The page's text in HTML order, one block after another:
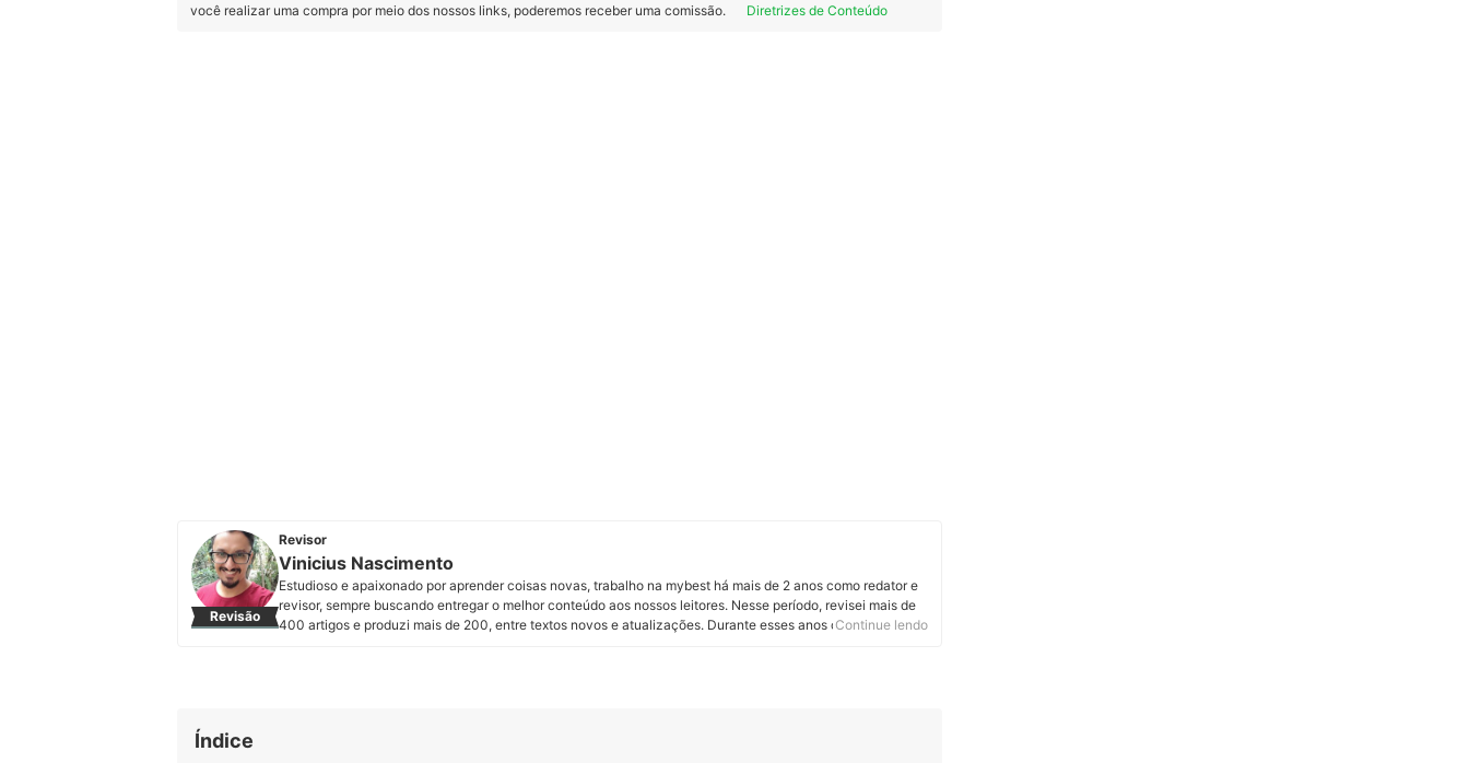
você realizar uma compra por meio dos nossos links, poderemos receber uma comissão.
Diretrizes de Conteúdo
Revisão
Revisor
Vinicius Nascimento
Estudioso e apaixonado por aprender coisas novas, trabalho na mybest há mais de 2 anos como redator e
revisor, sempre buscando entregar o melhor conteúdo aos nossos leitores. Nesse período, revisei mais de
400 artigos e produzi mais de 200, entre textos novos e atualizações. Durante esses anos criandoContinue lendo
Índice